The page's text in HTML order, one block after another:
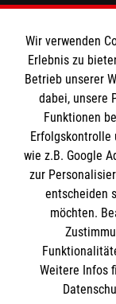
Impressum
Datenschutz
Kontakt
Die
Malteser in
Sharepoint
Empfänger:
Bank: Pax-
IBAN:
So
Wir verwenden
Erlebnis zu
Betrieb unserer
dabei, unsere
Funktionen
Erfolgskontrolle
wie z.B. Google
zur
entscheiden
möchten.
Weitere Infos